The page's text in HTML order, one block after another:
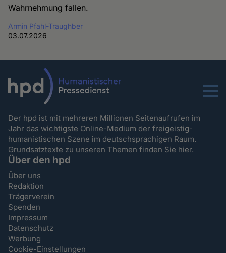
Wahrnehmung fallen.
Armin Pfahl-Traughber
03.07.2026
Menu
Der hpd ist mit mehreren Millionen Seitenaufrufen im
Jahr das wichtigste Online-Medium der freigeistig-
humanistischen Szene im deutschsprachigen Raum.
Grundsatztexte zu unseren Themenfinden Sie hier.
Über den hpd
Über uns
Redaktion
Trägerverein
Spenden
Impressum
Datenschutz
Werbung
Cookie-Einstellungen